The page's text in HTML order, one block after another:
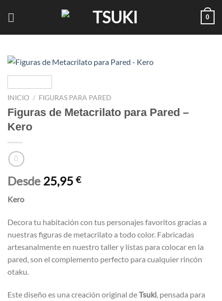
0
INICIO / FIGURAS PARA PARED
Figuras de Metacrilato para Pared –
Kero
Desde 25,95 €
Kero
Decora tu habitación con tus personajes favoritos gracias a
nuestras figuras de metacrilato a todo color. Fabricadas
artesanalmente en nuestro taller y listas para colocar en la
pared, son el complemento perfecto para cualquier rincón
otaku.
Este diseño es una creación original deTsuki , pensada para